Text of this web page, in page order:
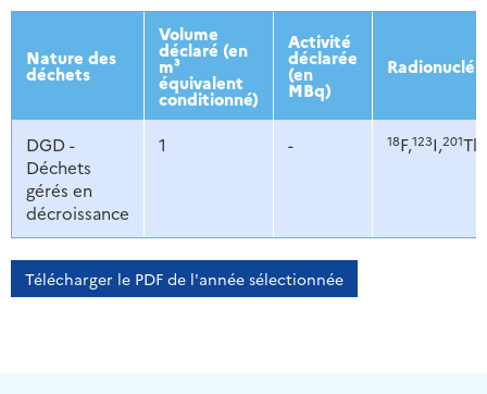
2013 2014 2015 2016
Nature des
déchets
Volume
déclaré (en
m³
équivalent
conditionné)
Activité
déclarée
(en
MBq)
DGD -
Déchets
gérés en
décroissance
1 - 18F,123I,201Tl,
Télécharger le PDF de l'année sélectionnée